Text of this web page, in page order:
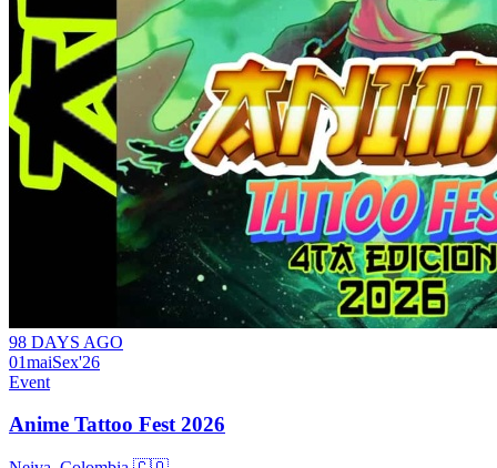
98 DAYS AGO
01maiSex'26
Event
Anime Tattoo Fest 2026